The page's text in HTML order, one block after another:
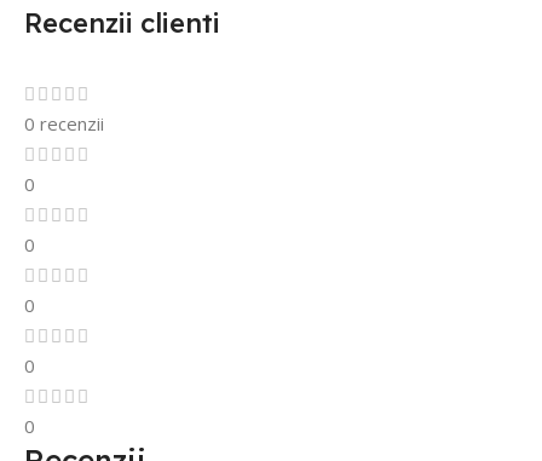
Recenzii clienti
0 recenzii
0
0
0
0
0